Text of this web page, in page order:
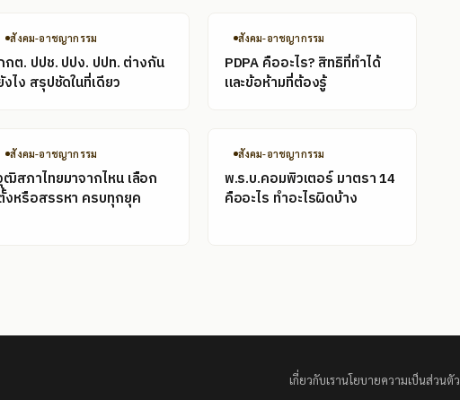
สังคม-อาชญากรรม
กต. ปปช. ปปง. ปปท. ต่างกัน
งไง สรุปชัดในที่เดียว
สังคม-อาชญากรรม
PDPA คืออะไร? สิทธิที่ทำได้
และข้อห้ามที่ต้องรู้
สังคม-อาชญากรรม
ฒิสภาไทยมาจากไหน เลือก
งหรือสรรหา ครบทุกยุค
สังคม-อาชญากรรม
พ.ร.บ.คอมพิวเตอร์ มาตรา 14
คืออะไร ทำอะไรผิดบ้าง
เกี่ยวกับเรานโยบายความเป็นส่วนตัว